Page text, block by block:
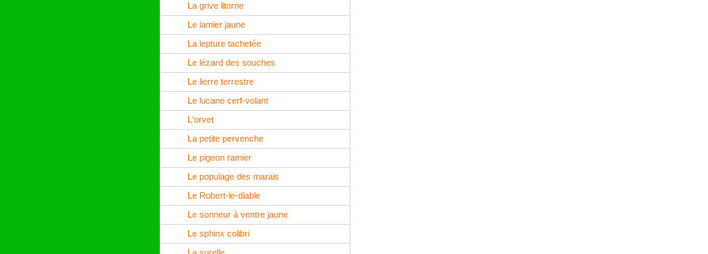
La grive litorne
Le lamier jaune
La lepture tachetée
Le lézard des souches
Le lierre terrestre
Le lucane cerf-volant
L'orvet
La petite pervenche
Le pigeon ramier
Le populage des marais
Le Robert-le-diable
Le sonneur à ventre jaune
Le sphinx colibri